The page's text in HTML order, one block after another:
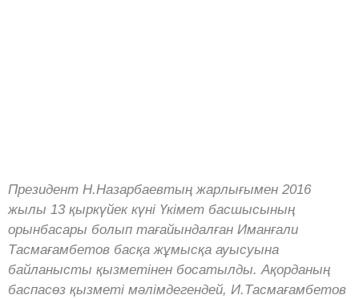
Президент Н.Назарбаевтың жарлығымен 2016
жылы 13 қыркүйек күні Үкімет басшысының
орынбасары болып тағайындалған Иманғали
Тасмағамбетов басқа жұмысқа ауысуына
байланысты қызметінен босатылды. Ақорданың
баспасөз қызметі мәлімдегендей, И.Тасмағамбетов